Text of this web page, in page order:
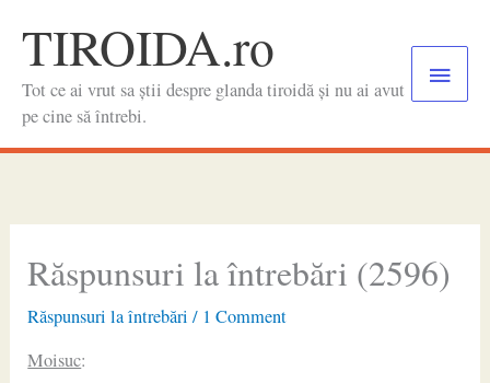
contentTIROIDA.ro
Tot ce ai vrut sa știi despre glanda tiroidă și nu ai avut
pe cine să întrebi.
Main
Răspunsuri la întrebări (2596)
Răspunsuri la întrebări / 1 Comment
Moisuc: